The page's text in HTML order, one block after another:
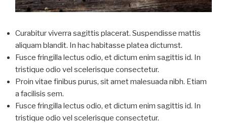
Curabitur viverra sagittis placerat. Suspendisse mattis
aliquam blandit. In hac habitasse platea dictumst.
Fusce fringilla lectus odio, et dictum enim sagittis id. In
tristique odio vel scelerisque consectetur.
Proin vitae finibus purus, sit amet malesuada nibh. Etiam
a facilisis sem.
Fusce fringilla lectus odio, et dictum enim sagittis id. In
tristique odio vel scelerisque consectetur.